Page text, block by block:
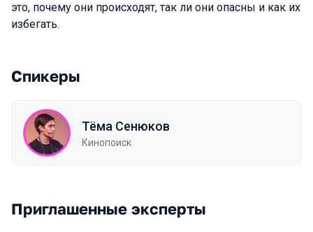
это, почему они происходят, так ли они опасны и как их
избегать.
Спикеры
Тёма Сенюков
Кинопоиск
Приглашенные эксперты